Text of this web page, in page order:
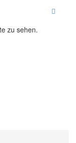
Toggle
zu sehen.